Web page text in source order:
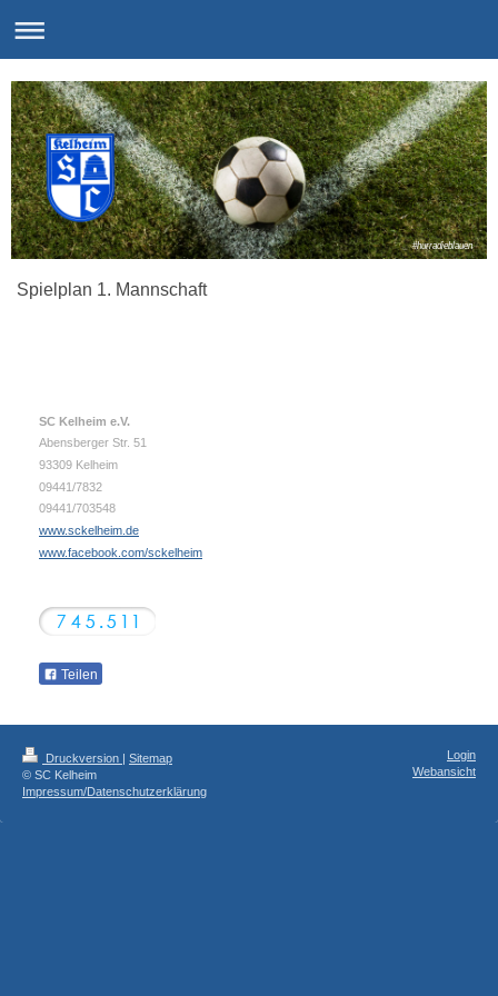
#hurradieblauen
Spielplan 1. Mannschaft
SC Kelheim e.V.
Abensberger Str. 51
93309 Kelheim
09441/7832
09441/703548
www.sckelheim.de
www.facebook.com/sckelheim
Teilen
Druckversion | Sitemap
© SC Kelheim
Impressum/Datenschutzerklärung
Login
Webansicht